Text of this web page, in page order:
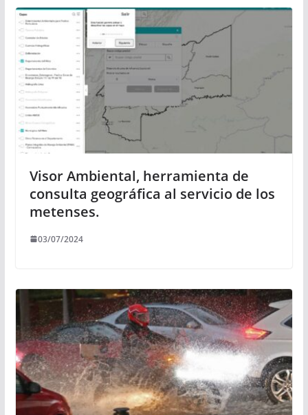
Visor Ambiental, herramienta de
consulta geográfica al servicio de los
metenses.
03/07/2024